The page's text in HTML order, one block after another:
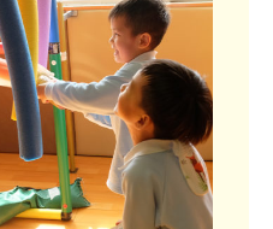
Furniture)